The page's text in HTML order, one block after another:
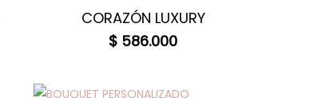
CORAZÓN LUXURY
$ 586.000